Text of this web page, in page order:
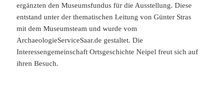
ergänzten den Museumsfundus für die Ausstellung. Diese
entstand unter der thematischen Leitung von Günter Stras
mit dem Museumsteam und wurde vom
ArchaeologieServiceSaar.de gestaltet. Die
Interessengemeinschaft Ortsgeschichte Neipel freut sich auf
ihren Besuch.